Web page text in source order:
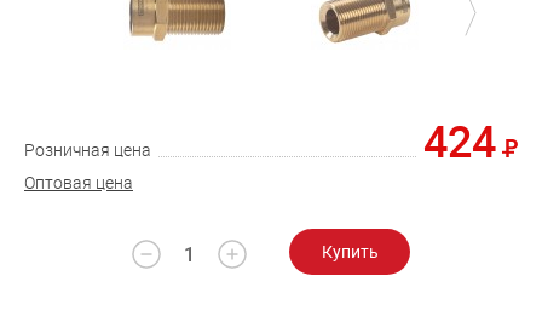
Розничная цена 424
Оптовая цена
Купить